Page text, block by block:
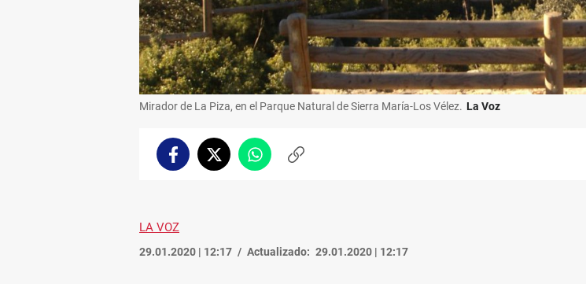
Mirador de La Piza, en el Parque Natural de Sierra María-Los Vélez. La Voz
FacebookTwitterWhatsappCopiar
LA VOZ
29.01.2020 | 12:17 Actualizado: 29.01.2020 | 12:17